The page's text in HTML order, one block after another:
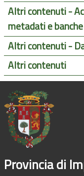
Altri contenuti -
metadati e
Altri contenuti -
Altri contenuti
Provincia di